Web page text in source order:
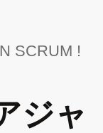
SCRUM !
ジャ